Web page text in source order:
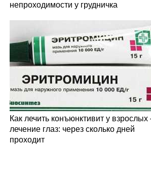
непроходимости у грудничка
Как лечить конъюнктивит у взрослых
лечение глаз: через сколько дней
проходит